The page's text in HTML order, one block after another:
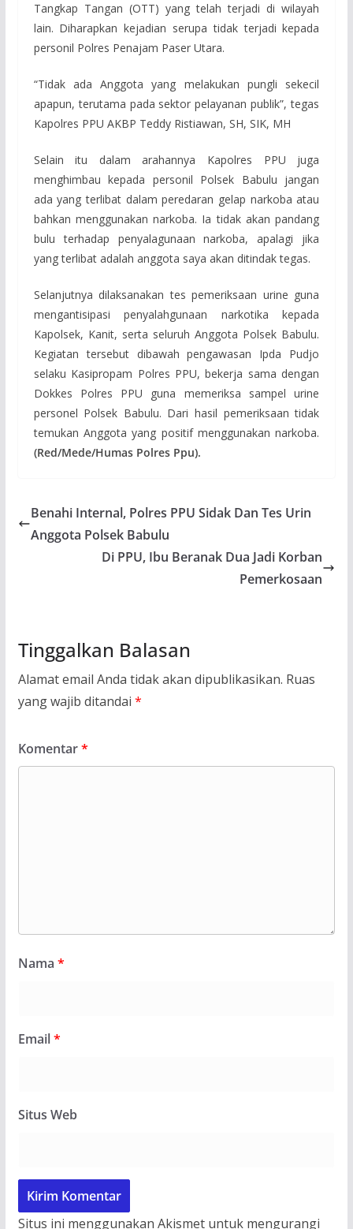
Tangkap Tangan (OTT) yang telah terjadi di wilayah
lain. Diharapkan kejadian serupa tidak terjadi kepada
personil Polres Penajam Paser Utara.
“Tidak ada Anggota yang melakukan pungli sekecil
apapun, terutama pada sektor pelayanan publik”, tegas
Kapolres PPU AKBP Teddy Ristiawan, SH, SIK, MH
Selain itu dalam arahannya Kapolres PPU juga
menghimbau kepada personil Polsek Babulu jangan
ada yang terlibat dalam peredaran gelap narkoba atau
bahkan menggunakan narkoba. Ia tidak akan pandang
bulu terhadap penyalagunaan narkoba, apalagi jika
yang terlibat adalah anggota saya akan ditindak tegas.
Selanjutnya dilaksanakan tes pemeriksaan urine guna
mengantisipasi penyalahgunaan narkotika kepada
Kapolsek, Kanit, serta seluruh Anggota Polsek Babulu.
Kegiatan tersebut dibawah pengawasan Ipda Pudjo
selaku Kasipropam Polres PPU, bekerja sama dengan
Dokkes Polres PPU guna memeriksa sampel urine
personel Polsek Babulu. Dari hasil pemeriksaan tidak
temukan Anggota yang positif menggunakan narkoba.
(Red/Mede/Humas Polres Ppu).
Benahi Internal, Polres PPU Sidak Dan Tes Urin
Anggota Polsek Babulu
Di PPU, Ibu Beranak Dua Jadi Korban
Pemerkosaan
Tinggalkan Balasan
Alamat email Anda tidak akan dipublikasikan. Ruas
yang wajib ditandai *
Komentar*
Nama *
Email*
Situs Web
Situs ini menggunakan Akismet untuk mengurangi